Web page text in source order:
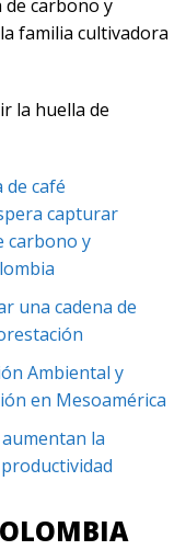
de carbono y
familia cultivadora
la huella de
de café
capturar
carbono y
una cadena de
Ambiental y
en Mesoamérica
la